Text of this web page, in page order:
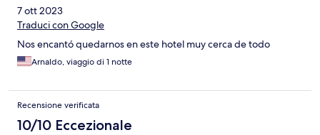
7 ott 2023
Traduci con Google
Nos encantó quedarnos en este hotel muy cerca de todo
Arnaldo, viaggio di 1 notte
Recensione verificata
10/10 Eccezionale